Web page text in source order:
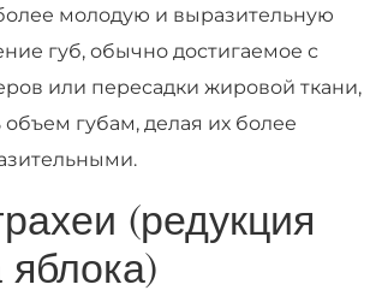
молодую и выразительную
губ, обычно достигаемое с
или пересадки жировой ткани,
губам, делая их более
(редукция